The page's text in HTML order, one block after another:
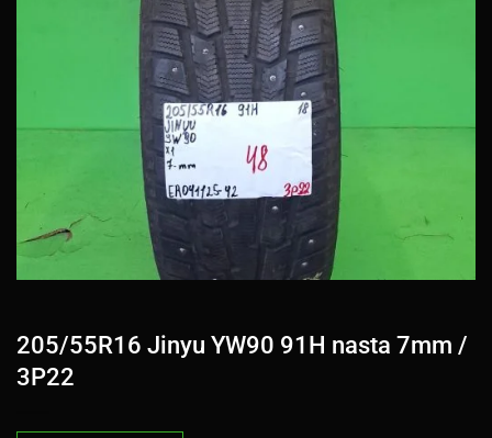
205/55R16 Jinyu YW90 91H nasta 7mm /
3P22